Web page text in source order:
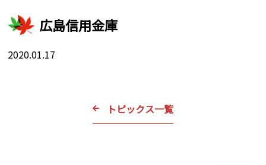
広島信用金庫
2020.01.17
トピックス一覧